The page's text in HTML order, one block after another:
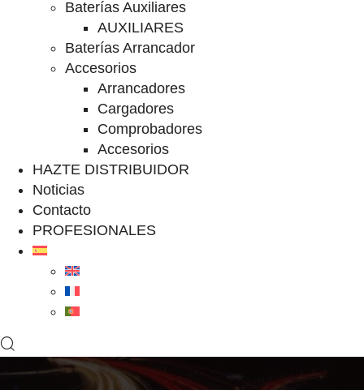
Baterías Auxiliares
AUXILIARES
Baterías Arrancador
Accesorios
Arrancadores
Cargadores
Comprobadores
Accesorios
HAZTE DISTRIBUIDOR
Noticias
Contacto
PROFESIONALES